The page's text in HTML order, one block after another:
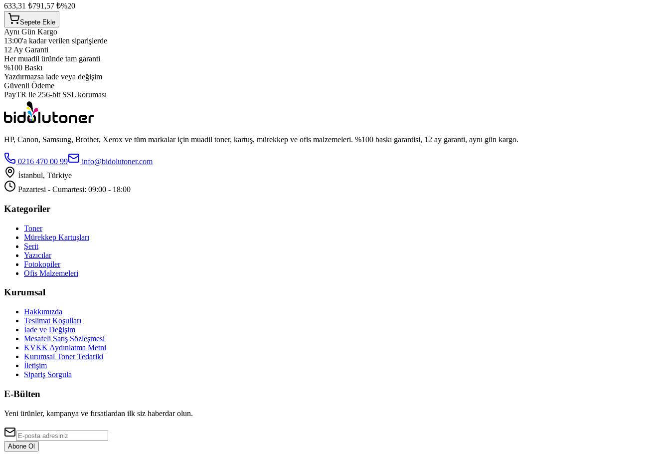
633,31 ₺791,57 ₺%20
Sepete Ekle
Aynı Gün Kargo
13:00'a kadar verilen siparişlerde
12 Ay Garanti
Her muadil üründe tam garanti
%100 Baskı
Yazdırmazsa iade veya değişim
Güvenli Ödeme
PayTR ile 256-bit SSL koruması
HP, Canon, Samsung, Brother, Xerox ve tüm markalar için muadil toner, kartuş, mürekkep ve ofis malzemeleri. %100 baskı garantisi, 12 ay garanti, aynı gün kargo.
0216 470 00 99
info@bidolutoner.com
İstanbul, Türkiye
Pazartesi - Cumartesi: 09:00 - 18:00
Kategoriler
Toner
Mürekkep Kartuşları
Şerit
Yazıcılar
Fotokopiler
Ofis Malzemeleri
Kurumsal
Hakkımızda
Teslimat Koşulları
İade ve Değişim
Mesafeli Satış Sözleşmesi
KVKK Aydınlatma Metni
Kurumsal Toner Tedariki
İletişim
Sipariş Sorgula
E-Bülten
Yeni ürünler, kampanya ve fırsatlardan ilk siz haberdar olun.
Abone Ol